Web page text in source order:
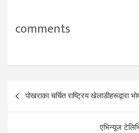
comments
Post
navigation
पोखराका चर्चित राष्ट्रिय खेलाडीहरूद्वारा
एभिन्यूज